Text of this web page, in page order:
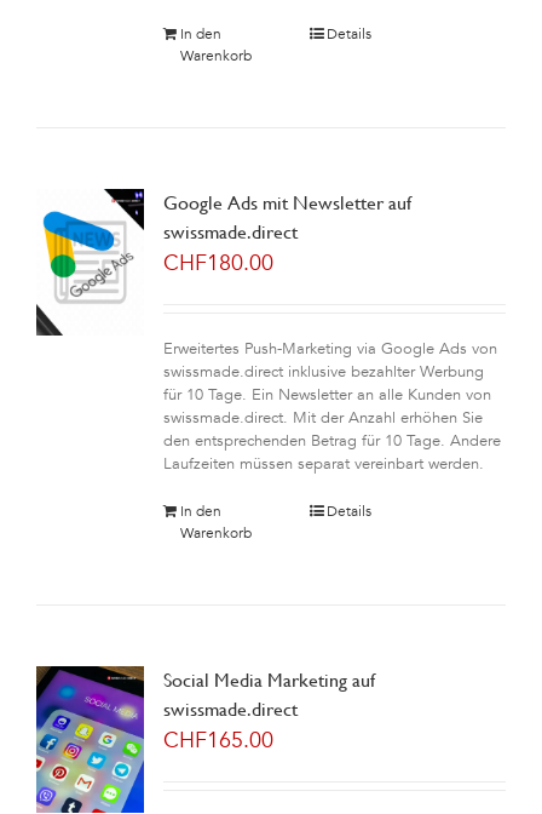
In den
Warenkorb
Details
Google Ads mit Newsletter auf
swissmade.direct
CHF180.00
Erweitertes Push-Marketing via Google Ads von
swissmade.direct inklusive bezahlter Werbung
für 10 Tage. Ein Newsletter an alle Kunden von
swissmade.direct. Mit der Anzahl erhöhen Sie
den entsprechenden Betrag für 10 Tage. Andere
Laufzeiten müssen separat vereinbart werden.
In den
Warenkorb
Details
Social Media Marketing auf
swissmade.direct
CHF165.00